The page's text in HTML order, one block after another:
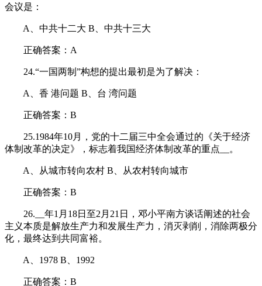
会议是：
A、中共十二大 B、中共十三大
正确答案：A
24.“一国两制”构想的提出最初是为了解决：
A、香 港问题 B、台 湾问题
正确答案：B
25.1984年10月，党的十二届三中全会通过的《关于经济
体制改革的决定》，标志着我国经济体制改革的重点__。
A、从城市转向农村 B、从农村转向城市
正确答案：B
26.__年1月18日至2月21日，邓小平南方谈话阐述的社会
主义本质是解放生产力和发展生产力，消灭剥削，消除两极分
化，最终达到共同富裕。
A、1978 B、1992
正确答案：B